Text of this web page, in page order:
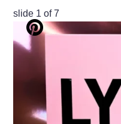
slide 2 of 7